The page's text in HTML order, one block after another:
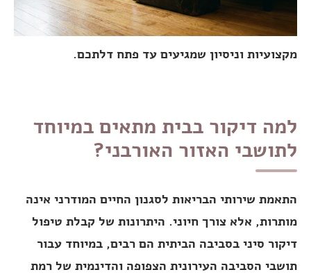
מקצועיות וניסיון שמגיעים עד פתח דלתכם.
למה דיקור בבית מתאים במיוחד
לתושבי האזור האורבני?
התאמת שירותי הבריאות לסגנון החיים המודרני אינה
מותרות, אלא צורך חיוני. היתרונות של קבלת טיפול
דיקור סיני בסביבה הביתית הם רבים, במיוחד עבור
תושבי הסביבה העירונית הצפופה והדינמית של רמת